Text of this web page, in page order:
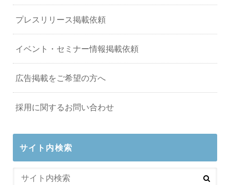
プレスリリース掲載依頼
イベント・セミナー情報掲載依頼
広告掲載をご希望の方へ
採用に関するお問い合わせ
サイト内検索